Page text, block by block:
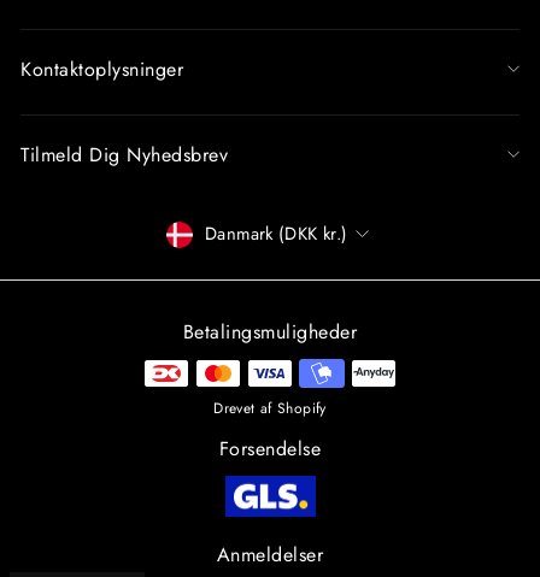
Kontaktoplysninger
Tilmeld Dig Nyhedsbrev
Betalingsmiddel
Danmark (DKK kr.)
Betalingsmuligheder
Drevet af Shopify
Forsendelse
Anmeldelser